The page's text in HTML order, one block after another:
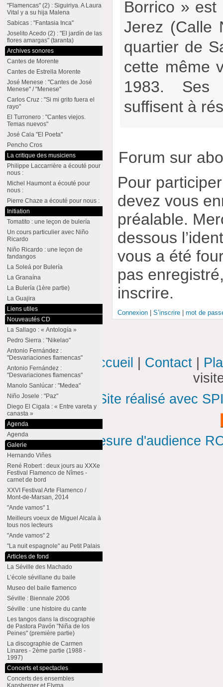
Borrico »
Jerez (Calle
quartier de
cette même
1983. Ses
suffisent à
Forum sur
Pour
devez vous
préalable.
dessous
vous a été
pas
inscrire.
Connexion |S’inscrire |mot de
"Flamencas" (2) : Siguiriya. A Laura
Vital y a su hija Malena
Sabicas : "Fantasia Inca"
Joselito Acedo (2) : "El jardín de las
flores amargas" (taranta)
Archives sonores
Cantes de Morente
Cantes de Estrella Morente
José Menese : "Cantes de José
Menese" / "Menese"
Carlos Cruz : "Si mi grito fuera el
rayo"
El Turronero : "Cantes viejos.
Temas nuevos"
José Cala "El Poeta"
Pencho Cros
La critique des musiciens
Philippe Laccarrière a écouté pour
nous :
Michel Haumont a écouté pour
nous :
Pierre Chaze a écouté pour nous :
Initiation
Tomatito : une leçon de bulería
Un cours particulier avec Niño
Ricardo
Niño Ricardo : une leçon de
fandangos
La Soleá por Bulería
La Granaína
La Bulería (1ère partie)
La Guajira
Liens utiles
Nouveautés CD
La Sallago : « Antología »
Pedro Sierra : "Nikelao"
Antonio Fernández :
"Desvariaciones flamencas"
Antonio Fernández :
"Desvariaciones flamencas"
Manolo Sanlúcar : "Medea"
Niño Josele : "Paz"
Diego El Cigala : « Entre vareta y
canasta »
Agenda
Agenda
Galerie
Hernando Viñes
René Robert : deux jours au XXXe
Festival Flamenco de Nîmes -
carnet de bord
XXVI Festival Arte Flamenco /
Mont-de-Marsan, 2014
"Ande vamos" 1
Meilleurs voeux de Miguel Alcala à
tous nos lecteurs
"Ande vamos" 2
"La nuit espagnole" au Petit Palais
Articles de fond
La Séville des Machado
L’école sévillane du baile
Museo del baile flamenco
Séville : Biennale 2006
Séville : une histoire du cante
Les tangos dans la discographie
de Pastora Pavón "Niña de los
Peines" (première partie)
La discographie de Carmen
Linares - 2ème partie (1988 -
1997)
Concerts et spectacles
Concerts des ensembles
Kapsberger et Elyma
Accueil Contact
Site réalisé avec
Mesure d'audience